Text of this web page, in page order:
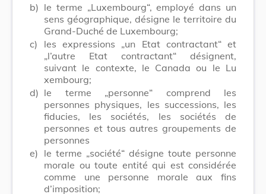
b) le terme „Luxembourg“, employé dans un
sens géographique, désigne le territoire du
Grand-Duché de Luxembourg;
c)
les expressions „un Etat contractant“ et
„l’autre Etat contractant“ désignent,
suivant le contexte, le Canada ou le Lu
xembourg;
d) le terme „personne“ comprend les
personnes physiques, les successions, les
fiducies, les sociétés, les sociétés de
personnes et tous autres groupements de
personnes
e) le terme „société“ désigne toute personne
morale ou toute entité qui est considérée
comme une personne morale aux fins
d’imposition;